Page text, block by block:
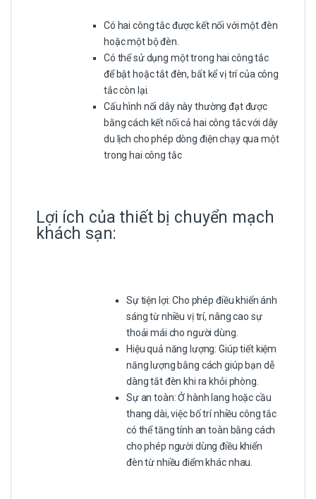
Có hai công tắc được kết nối với một đèn
hoặc một bộ đèn.
Có thể sử dụng một trong hai công tắc
để bật hoặc tắt đèn, bất kể vị trí của công
tắc còn lại.
Cấu hình nối dây này thường đạt được
bằng cách kết nối cả hai công tắc với dây
du lịch cho phép dòng điện chạy qua một
trong hai công tắc
Lợi ích của thiết bị chuyển mạch
khách sạn:
Sự tiện lợi: Cho phép điều khiển ánh
sáng từ nhiều vị trí, nâng cao sự
thoải mái cho người dùng.
Hiệu quả năng lượng: Giúp tiết kiệm
năng lượng bằng cách giúp bạn dễ
dàng tắt đèn khi ra khỏi phòng.
Sự an toàn: Ở hành lang hoặc cầu
thang dài, việc bố trí nhiều công tắc
có thể tăng tính an toàn bằng cách
cho phép người dùng điều khiển
đèn từ nhiều điểm khác nhau.